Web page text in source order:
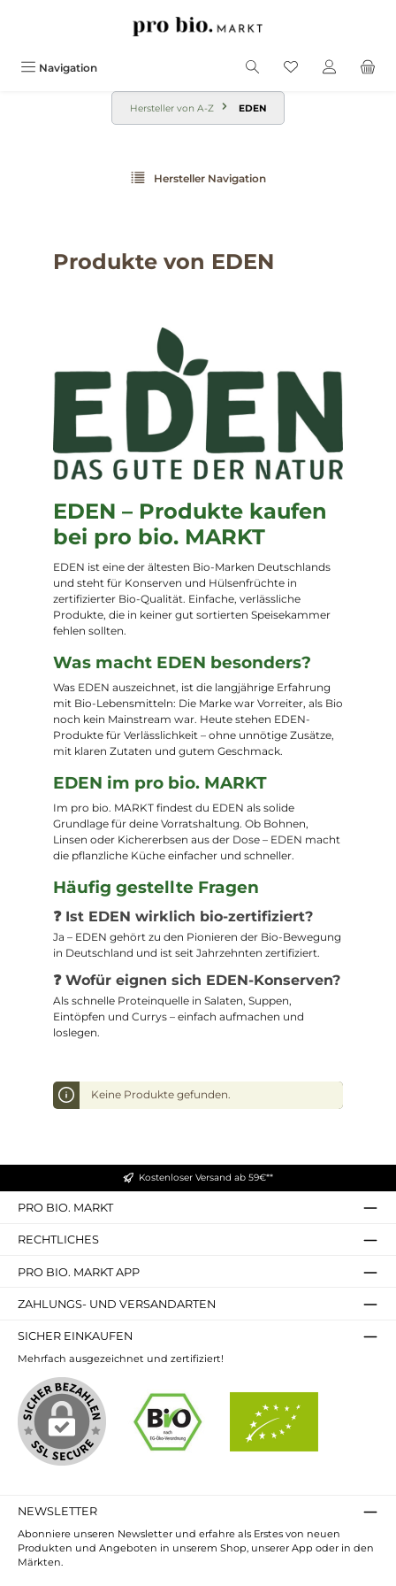
Navigation
Hersteller von A-Z EDEN
Hersteller Navigation
Produkte von EDEN
EDEN – Produkte kaufen
bei pro bio. MARKT
EDEN ist eine der ältesten Bio-Marken Deutschlands
und steht für Konserven und Hülsenfrüchte in
zertifizierter Bio-Qualität. Einfache, verlässliche
Produkte, die in keiner gut sortierten Speisekammer
fehlen sollten.
Was macht EDEN besonders?
Was EDEN auszeichnet, ist die langjährige Erfahrung
mit Bio-Lebensmitteln: Die Marke war Vorreiter, als Bio
noch kein Mainstream war. Heute stehen EDEN-
Produkte für Verlässlichkeit – ohne unnötige Zusätze,
mit klaren Zutaten und gutem Geschmack.
EDEN im pro bio. MARKT
Im pro bio. MARKT findest du EDEN als solide
Grundlage für deine Vorratshaltung. Ob Bohnen,
Linsen oder Kichererbsen aus der Dose – EDEN macht
die pflanzliche Küche einfacher und schneller.
Häufig gestellte Fragen
❓ Ist EDEN wirklich bio-zertifiziert?
Ja – EDEN gehört zu den Pionieren der Bio-Bewegung
in Deutschland und ist seit Jahrzehnten zertifiziert.
❓ Wofür eignen sich EDEN-Konserven?
Als schnelle Proteinquelle in Salaten, Suppen,
Eintöpfen und Currys – einfach aufmachen und
loslegen.
Keine Produkte gefunden.
Kostenloser Versand ab 59€**
PRO BIO. MARKT
RECHTLICHES
PRO BIO. MARKT APP
ZAHLUNGS- UND VERSANDARTEN
SICHER EINKAUFEN
Mehrfach ausgezeichnet und zertifiziert!
NEWSLETTER
Abonniere unseren Newsletter und erfahre als Erstes von neuen
Produkten und Angeboten in unserem Shop, unserer App oder in den
Märkten.